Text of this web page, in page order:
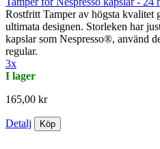
Rostfritt Tamper av högsta kvalitet
ultimata designen. Storleken har
kapslar som Nespresso®, använd
regular.
3x
I lager
165,00 kr
Detalj Köp